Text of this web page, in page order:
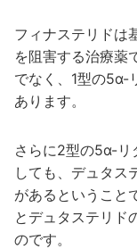
フィナステリドは
を阻害する治療薬
でなく、1型の5α-
あります。
さらに2型の5α-リ
しても、デュタス
があるということ
とデュタステリド
のです。